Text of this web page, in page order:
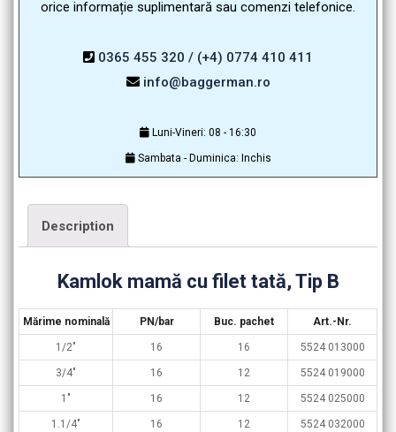
orice informație suplimentară sau comenzi telefonice.
0365 455 320 / (+4) 0774 410 411
info@baggerman.ro
Luni-Vineri: 08 - 16:30
Sambata - Duminica: Inchis
Description
Kamlok mamă cu filet tată, Tip B
Mărime nominală PN/bar Buc. pachet Art.-Nr.
1/2″ 16 16 5524 013000
3/4″ 16 12 5524 019000
1″ 16 12 5524 025000
1.1/4″ 16 12 5524 032000